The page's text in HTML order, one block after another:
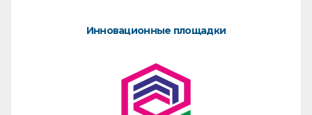
Инновационные площадки